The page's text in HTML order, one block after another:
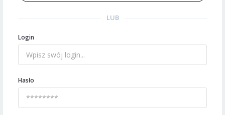
LUB
Login
Hasło